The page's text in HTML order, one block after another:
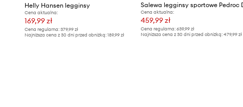
Helly Hansen legginsy
Cena aktualna:
169,99 zł
Cena regularna: 379,99 zł
Najniższa cena z 30 dni przed obniżką: 189,99 zł
Cena aktualna:
459,99 zł
Cena regularna:639,99 zł
Najniższa cena z 30 dni przed obniżką:479,99 zł